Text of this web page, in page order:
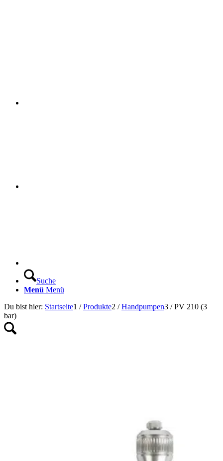
Suche
Menü Menü
Du bist hier: Startseite1 / Produkte2 / Handpumpen3 / PV 210 (3
bar)